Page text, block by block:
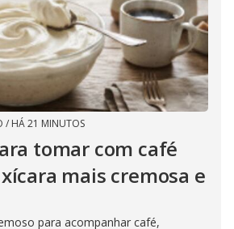
/ HÁ 21 MINUTOS
tomar com café
mais cremosa e
para acompanhar café,